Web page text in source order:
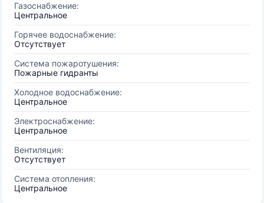
Газоснабжение:
Центральное
Горячее водоснабжение:
Отсутствует
Система пожаротушения:
Пожарные гидранты
Холодное водоснабжение:
Центральное
Электроснабжение:
Центральное
Вентиляция:
Отсутствует
Система отопления:
Центральное